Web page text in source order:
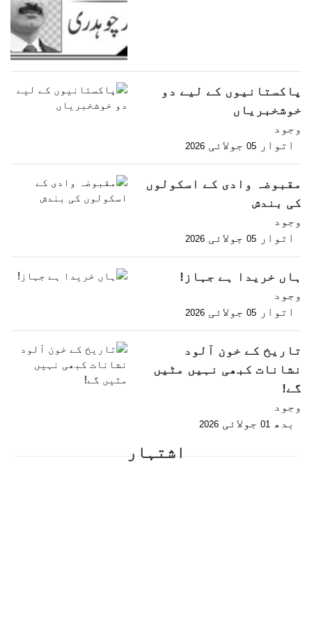
پاکستانیوں کے لیے دو
خوشخبریاں
وجود
اتوار 05 جولائی 2026
مقبوضہ وادی کے اسکولوں
کی بندش
وجود
اتوار 05 جولائی 2026
ہاں خریدا ہے جہاز!
وجود
اتوار 05 جولائی 2026
تاریخ کے خون آلود
نشانات کبھی نہیں مٹیں
گے!
وجود
بدھ
01 جولائی 2026
اشتہار